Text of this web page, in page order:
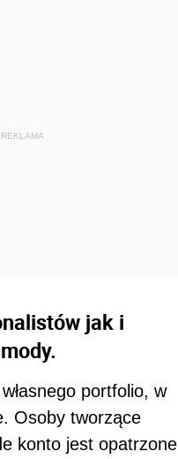
jak i
portfolio, w
Osoby tworzące
konto jest opatrzone